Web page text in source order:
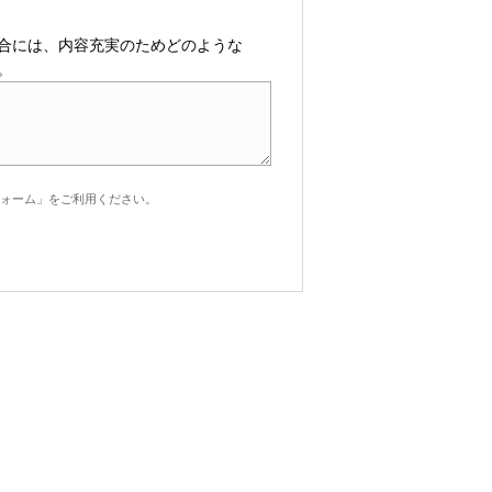
には、内容充実のためどのような
ーム」をご利用ください。